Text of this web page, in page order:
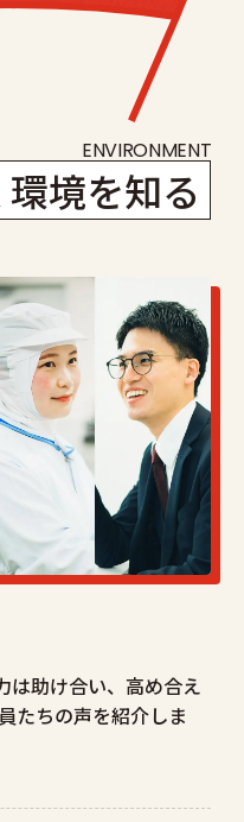
ENVIRONMENT
境を知る
は助け合い、高め合え
たちの声を紹介しま